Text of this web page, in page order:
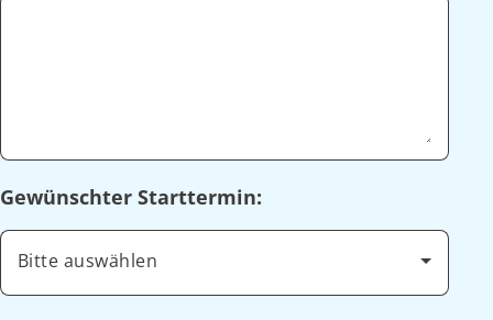
Gewünschter Starttermin:
Bitte auswählen